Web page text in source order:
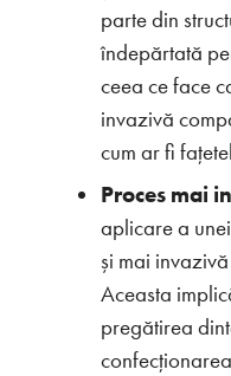
parte din
îndepărtată
ceea ce face
invazivă
cum ar fi
Proces mai
aplicare a
și mai
Aceasta
pregătirea